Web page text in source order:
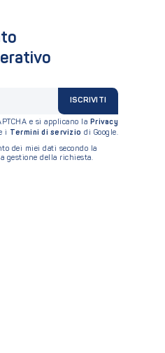
ISCRIVITI
e si applicano la Privacy
i Termini di servizio di Google.
dei miei dati secondo la
gestione della richiesta.